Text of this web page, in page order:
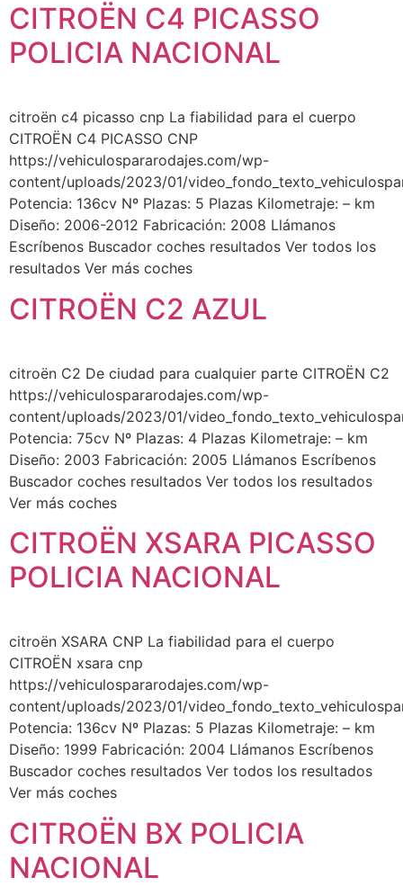
CITROËN C4 PICASSO
POLICIA NACIONAL
citroën c4 picasso cnp La fiabilidad para el cuerpo
CITROËN C4 PICASSO CNP​
https://vehiculospararodajes.com/wp-
content/uploads/2023/01/
Potencia: 136cv Nº Plazas: 5 Plazas Kilometraje: – km
Diseño: 2006-2012 Fabricación: 2008 Llámanos
Escríbenos Buscador coches resultados Ver todos los
resultados Ver más coches
CITROËN C2 AZUL
citroën C2 De ciudad para cualquier parte CITROËN C2
https://vehiculospararodajes.com/wp-
content/uploads/2023/01/
Potencia: 75cv Nº Plazas: 4 Plazas Kilometraje: – km
Diseño: 2003 Fabricación: 2005 Llámanos Escríbenos
Buscador coches resultados Ver todos los resultados
Ver más coches
CITROËN XSARA PICASSO
POLICIA NACIONAL
citroën XSARA CNP La fiabilidad para el cuerpo
CITROËN xsara cnp
https://vehiculospararodajes.com/wp-
content/uploads/2023/01/
Potencia: 136cv Nº Plazas: 5 Plazas Kilometraje: – km
Diseño: 1999 Fabricación: 2004 Llámanos Escríbenos
Buscador coches resultados Ver todos los resultados
Ver más coches
CITROËN BX POLICIA
NACIONAL